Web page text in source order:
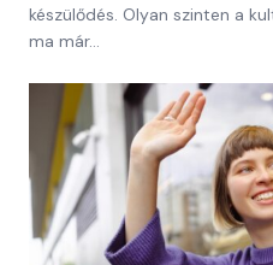
készülődés. Olyan szinten a
ma már…